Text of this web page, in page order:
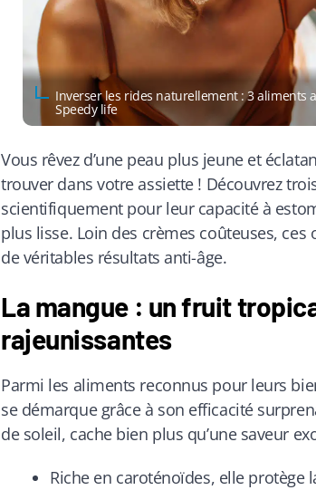
Inverser les rides naturellement : 3 aliments
Speedy life
Vous rêvez d’une peau plus jeune et
trouver dans votre assiette ! Découvrez
scientifiquement pour leur capacité à
plus lisse. Loin des crèmes coûteuses,
de véritables résultats anti-âge.
La mangue : un fruit
rajeunissantes
Parmi les aliments reconnus pour leurs
se démarque grâce à son efficacité
de soleil, cache bien plus qu’une saveur
Riche en caroténoïdes, elle protège